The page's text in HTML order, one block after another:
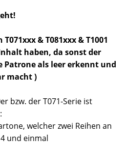
& T081xxx & T1001
haben, da sonst der
Patrone als leer erkennt und
macht )
bzw. der T071-Serie ist
welcher zwei Reihen an
und einmal